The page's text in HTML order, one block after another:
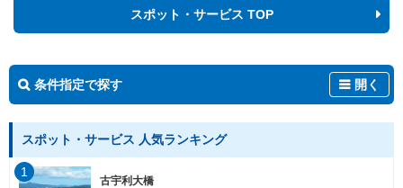
スポット・サービス TOP
条件指定で探す 開く
スポット・サービス 人気ランキング
古宇利大橋
1